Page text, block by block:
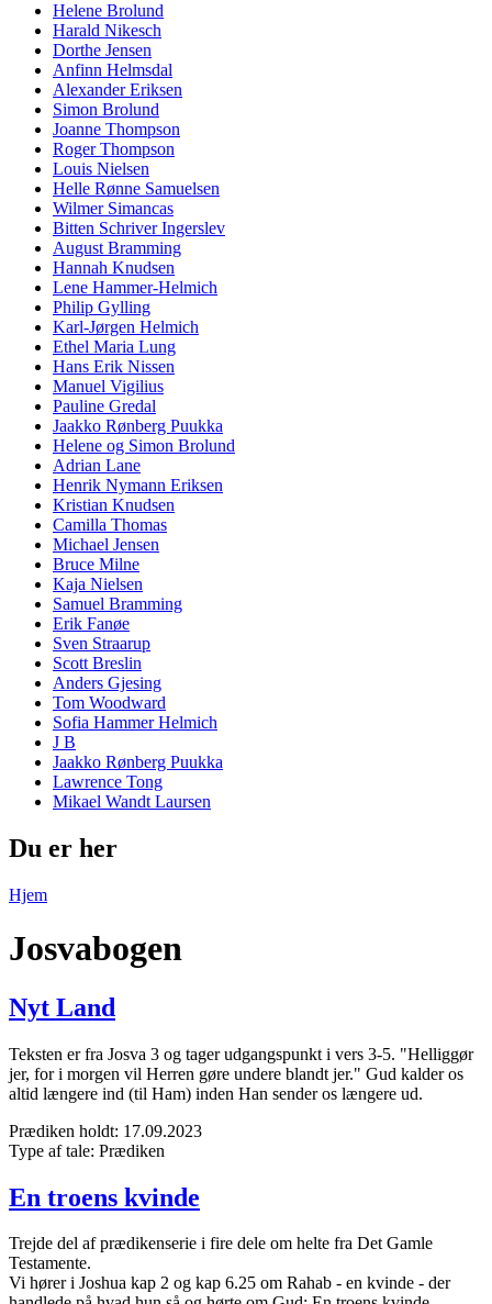
Helene Brolund
Harald Nikesch
Dorthe Jensen
Anfinn Helmsdal
Alexander Eriksen
Simon Brolund
Joanne Thompson
Roger Thompson
Louis Nielsen
Helle Rønne Samuelsen
Wilmer Simancas
Bitten Schriver Ingerslev
August Bramming
Hannah Knudsen
Lene Hammer-Helmich
Philip Gylling
Karl-Jørgen Helmich
Ethel Maria Lung
Hans Erik Nissen
Manuel Vigilius
Pauline Gredal
Jaakko Rønberg Puukka
Helene og Simon Brolund
Adrian Lane
Henrik Nymann Eriksen
Kristian Knudsen
Camilla Thomas
Michael Jensen
Bruce Milne
Kaja Nielsen
Samuel Bramming
Erik Fanøe
Sven Straarup
Scott Breslin
Anders Gjesing
Tom Woodward
Sofia Hammer Helmich
J B
Jaakko Rønberg Puukka
Lawrence Tong
Mikael Wandt Laursen
Du er her
Hjem
Josvabogen
Nyt Land
Teksten er fra Josva 3 og tager udgangspunkt i vers 3-5. "Helliggør
jer, for i morgen vil Herren gøre undere blandt jer." Gud kalder os
altid længere ind (til Ham) inden Han sender os længere ud.
Prædiken holdt: 17.09.2023
Type af tale: Prædiken
En troens kvinde
Trejde del af prædikenserie i fire dele om helte fra Det Gamle
Testamente.
Vi hører i Joshua kap 2 og kap 6.25 om Rahab - en kvinde - der